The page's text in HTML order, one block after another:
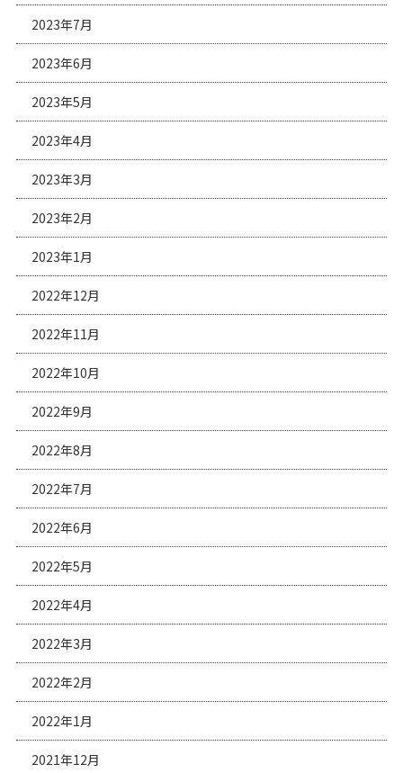
2023年7月
2023年6月
2023年5月
2023年4月
2023年3月
2023年2月
2023年1月
2022年12月
2022年11月
2022年10月
2022年9月
2022年8月
2022年7月
2022年6月
2022年5月
2022年4月
2022年3月
2022年2月
2022年1月
2021年12月